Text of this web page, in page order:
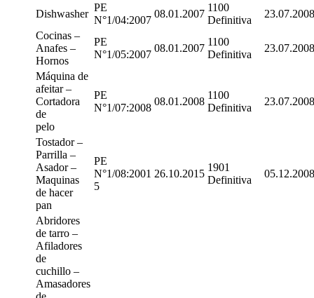
Dishwasher
PE
N°1/04:2007
08.01.2007
1100
Definitiva
23.07.2008
Cocinas –
Anafes –
Hornos
PE
N°1/05:2007
08.01.2007
1100
Definitiva
23.07.2008
Máquina de
afeitar –
Cortadora
de
pelo
PE
N°1/07:2008
08.01.2008
1100
Definitiva
23.07.2008
Tostador –
Parrilla –
Asador –
Maquinas
de hacer
pan
PE
N°1/08:2001
5
26.10.2015
1901
Definitiva
05.12.2008
Abridores
de tarro –
Afiladores
de
cuchillo –
Amasadores